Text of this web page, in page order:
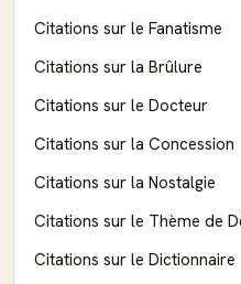
Citations sur le Fanatisme
Citations sur la Brûlure
Citations sur le Docteur
Citations sur la Concession
Citations sur la Nostalgie
Citations sur le Thème de
Citations sur le Dictionnaire